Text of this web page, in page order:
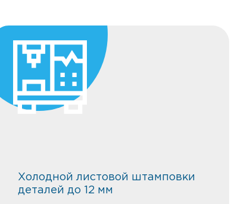
Холодной листовой штамповки
деталей до 12 мм